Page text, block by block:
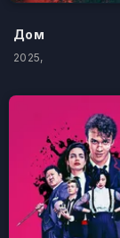
Дом
2025,